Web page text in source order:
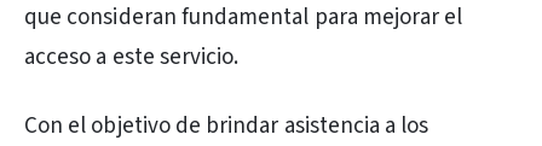
que consideran fundamental para mejorar el
acceso a este servicio.
Con el objetivo de brindar asistencia a los